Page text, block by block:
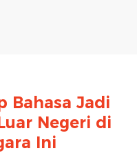
Bahasa Jadi
Negeri di
Ini